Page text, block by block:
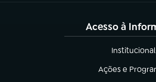
Acesso à
Institucional
(abre em
Ações e
(abre em nova